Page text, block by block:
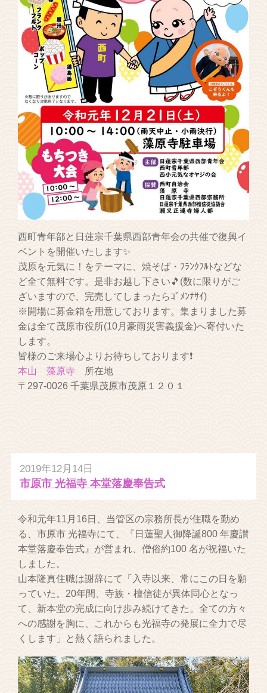
西町青年部と日蓮宗千葉県西部青年会の共催で復興イ
ベントを開催いたします✨
茂原を元気に！をテーマに、焼そば・ﾌﾗﾝｸﾌﾙﾄなどな
ど全て無料です。是非お越し下さい🎵(数に限りがご
ざいますので、完売してしまったらｺﾞﾒﾝﾅｻｲ)
※開場に募金箱を用意しております。集まりました募
金は全て茂原市役所(10月豪雨災害義援金)へ寄付いた
します。
皆様のご来場心よりお待ちしております❗
本山 藻原寺 所在地
〒297-0026 千葉県茂原市茂原１２０１
2019年12月14日
市原市 光福寺 本堂落慶奉告式
令和元年11月16日、当管区の宗務所長が住職を勤め
る、市原市 光福寺にて、『日蓮聖人御降誕800 年慶讃
本堂落慶奉告式』が営まれ、僧俗約100 名が祝福いた
しました。
山本隆真住職は謝辞にて「入寺以来、常にこの日を願
っていた。20年間、寺族・檀信徒が異体同心となっ
て、新本堂の完成に向け歩み続けてきた。全ての方々
への感謝を胸に、これからも光福寺の発展に全力で尽
くします」と熱く語られました。